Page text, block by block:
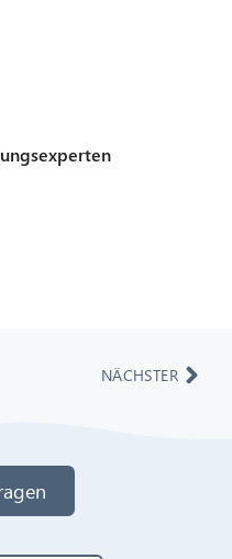
NÄCHSTER